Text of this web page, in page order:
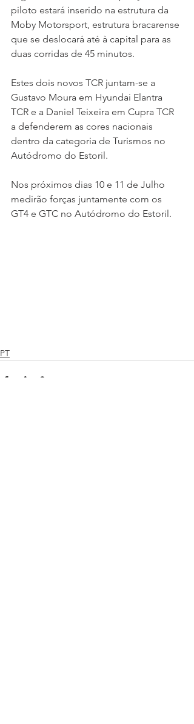
piloto estará inserido na estrutura da
Moby Motorsport, estrutura bracarense
que se deslocará até à capital para as
duas corridas de 45 minutos.
Estes dois novos TCR juntam-se a
Gustavo Moura em Hyundai Elantra
TCR e a Daniel Teixeira em Cupra TCR
a defenderem as cores nacionais
dentro da categoria de Turismos no
Autódromo do Estoril.
Nos próximos dias 10 e 11 de Julho
medirão forças juntamente com os
GT4 e GTC no Autódromo do Estoril.
PT